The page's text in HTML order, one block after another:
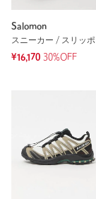
参考になった
※レビューは、個人
能を保証するもので
Salomon
スニーカー / スリッポ
¥16,170 30%OFF